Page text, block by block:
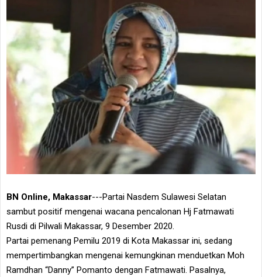
BN Online, Makassar---Partai Nasdem Sulawesi Selatan
sambut positif mengenai wacana pencalonan Hj Fatmawati
Rusdi di Pilwali Makassar, 9 Desember 2020.
Partai pemenang Pemilu 2019 di Kota Makassar ini, sedang
mempertimbangkan mengenai kemungkinan menduetkan Moh
Ramdhan “Danny” Pomanto dengan Fatmawati. Pasalnya,